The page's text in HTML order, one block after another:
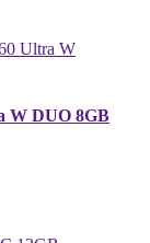
W DUO 8GB